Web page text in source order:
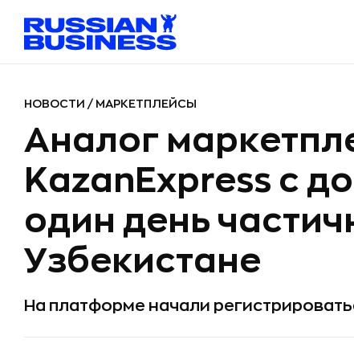
НОВОСТИ / МАРКЕТПЛЕЙСЫ
Аналог
KazanExpress с
один день
Узбекистане
На платформе начали